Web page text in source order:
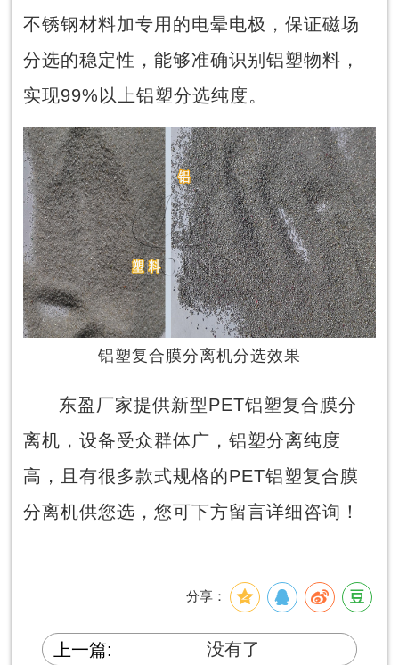
不锈钢材料加专用的电晕电极，保证磁场
分选的稳定性，能够准确识别铝塑物料，
实现99%以上铝塑分选纯度。
铝塑复合膜分离机分选效果
东盈厂家提供新型PET铝塑复合膜分
离机，设备受众群体广，铝塑分离纯度
高，且有很多款式规格的PET铝塑复合膜
分离机供您选，您可下方留言详细咨询！
分享：
上一篇: 没有了